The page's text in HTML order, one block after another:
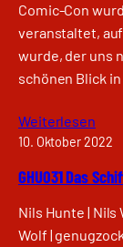
Comic-Con
veranstaltet,
wurde, der uns
schönen Blick
Weiterlesen
10. Oktober 2022
GHU031 Das
Nils Hunte | Nils
Wolf |